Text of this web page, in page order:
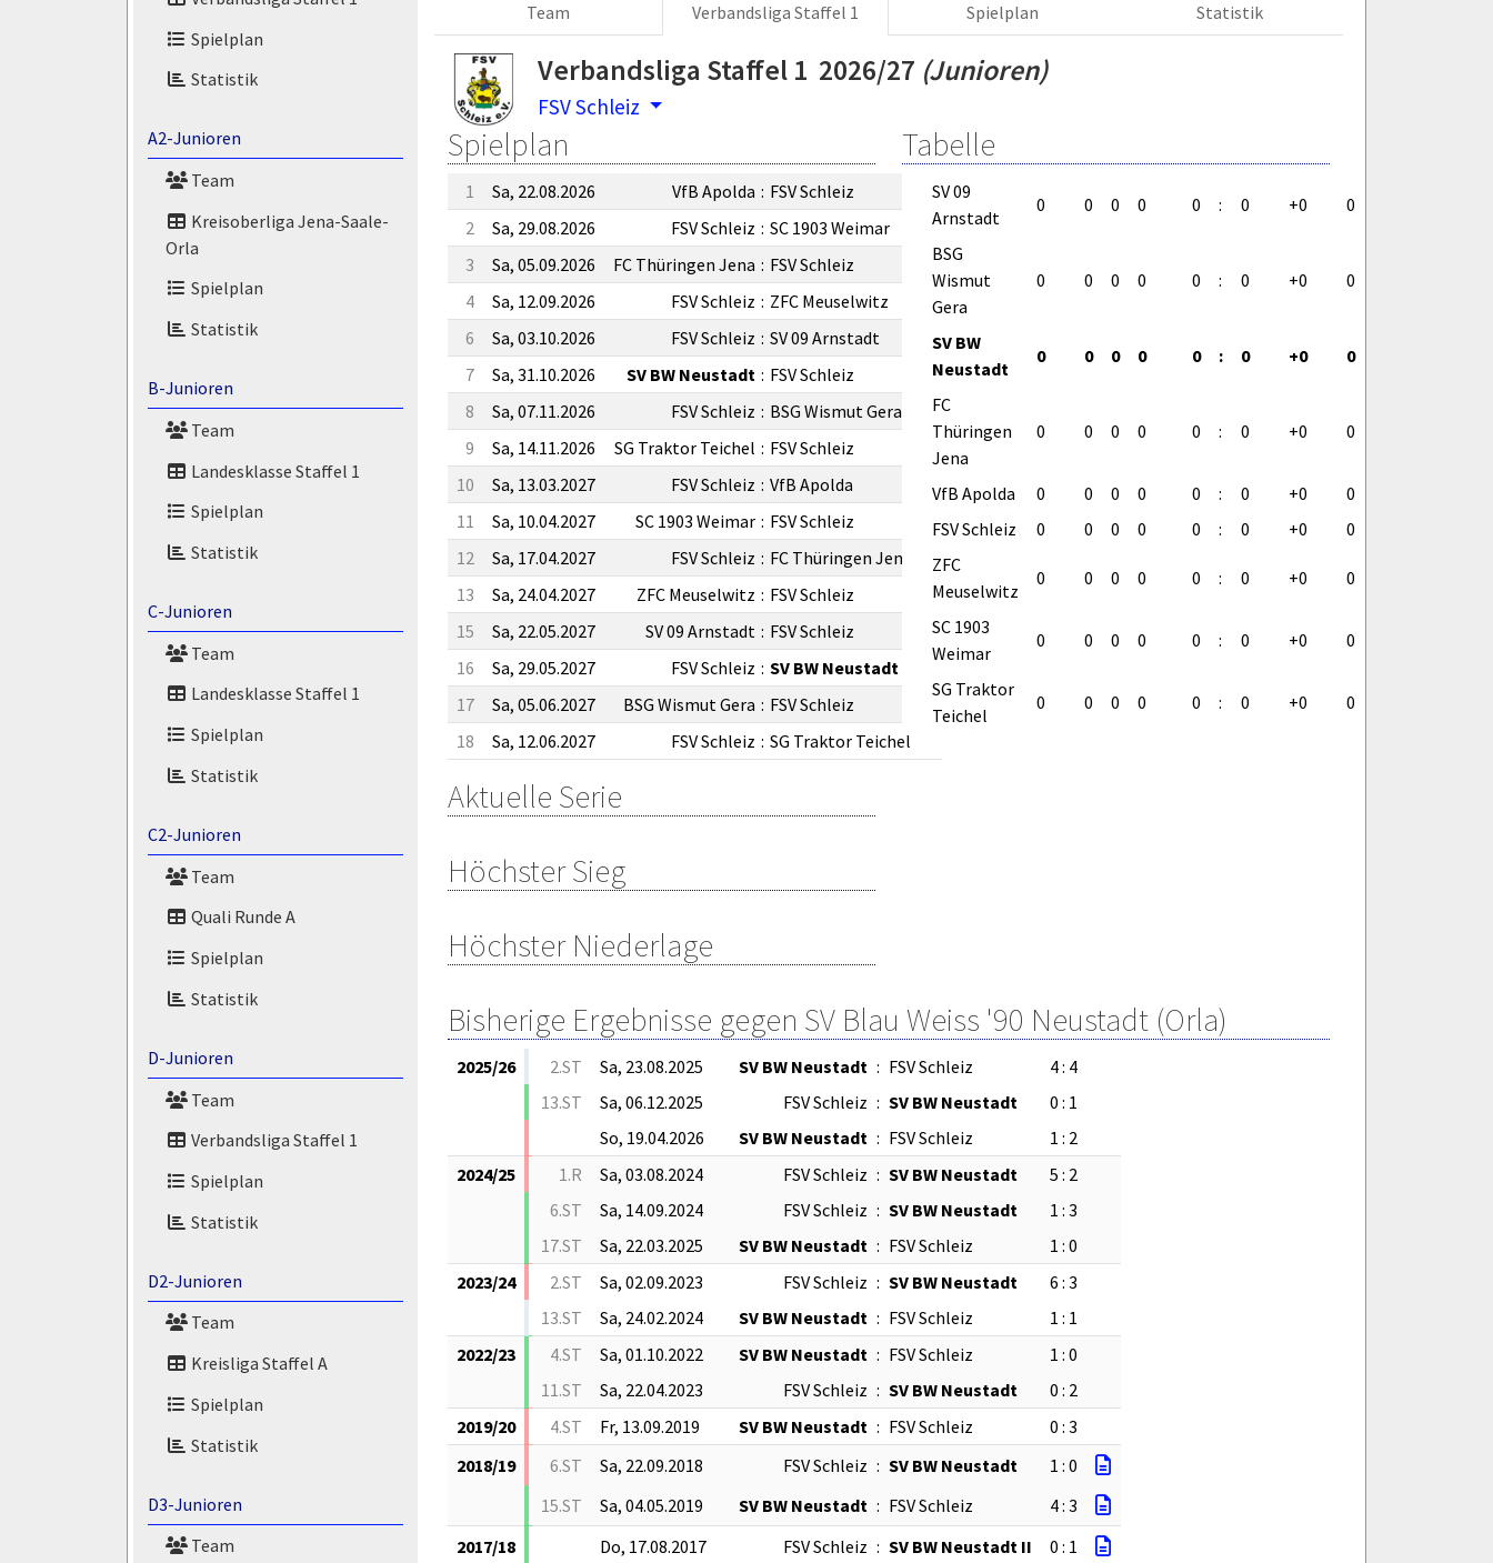
Spielplan
Statistik
A2-Junioren
Team
Kreisoberliga Jena-Saale-
Orla
Spielplan
Statistik
B-Junioren
Team
Landesklasse Staffel 1
Spielplan
Statistik
C-Junioren
Team
Landesklasse Staffel 1
Spielplan
Statistik
C2-Junioren
Team
Quali Runde A
Spielplan
Statistik
D-Junioren
Team
Verbandsliga Staffel 1
Spielplan
Statistik
D2-Junioren
Team
Kreisliga Staffel A
Spielplan
Statistik
D3-Junioren
Team
Team Verbandsliga Staffel 1 Spielplan Statistik
Verbandsliga Staffel 1 2026/27 (Junioren)
FSV Schleiz
Spielplan
1 Sa, 22.08.2026 VfB Apolda : FSV Schleiz
2
Sa, 29.08.2026 FSV Schleiz : SC 1903 Weimar
3
Sa, 05.09.2026 FC Thüringen Jena : FSV Schleiz
4
Sa, 12.09.2026 FSV Schleiz : ZFC Meuselwitz
6
Sa, 03.10.2026 FSV Schleiz : SV 09 Arnstadt
7
Sa, 31.10.2026 SV BW Neustadt : FSV Schleiz
8
Sa, 07.11.2026 FSV Schleiz : BSG Wismut Gera
9
Sa, 14.11.2026 SG Traktor Teichel : FSV Schleiz
10
Sa, 13.03.2027 FSV Schleiz : VfB Apolda
11
Sa, 10.04.2027 SC 1903 Weimar : FSV Schleiz
12
Sa, 17.04.2027 FSV Schleiz : FC Thüringen Jena
13
Sa, 24.04.2027 ZFC Meuselwitz : FSV Schleiz
15
Sa, 22.05.2027 SV 09 Arnstadt : FSV Schleiz
16
Sa, 29.05.2027 FSV Schleiz : SV BW Neustadt
17
Sa, 05.06.2027 BSG Wismut Gera : FSV Schleiz
18
Sa, 12.06.2027 FSV Schleiz : SG Traktor Teichel
Tabelle
SV 09
Arnstadt
0 0 0 0 0 : 0 +0 0
BSG
Wismut
Gera
0 0 0 0 0 : 0 +0 0
SV BW
Neustadt
0 0 0 0 0 : 0 +0 0
FC
Thüringen
Jena
0 0 0 0 0 : 0 +0 0
VfB Apolda 0 0 0 0 0 : 0 +0
0
FSV Schleiz
0 0 0 0 0 : 0 +0
0
ZFC
Meuselwitz
0 0 0 0 0 : 0 +0 0
SC 1903
Weimar
0 0 0 0 0 : 0 +0 0
SG Traktor
Teichel
0 0 0 0 0 : 0 +0 0
Aktuelle Serie
Höchster Sieg
Höchster Niederlage
Bisherige Ergebnisse gegen SV Blau Weiss '90 Neustadt (Orla)
2025/26 2.ST Sa, 23.08.2025 SV BW Neustadt : FSV Schleiz
4 : 4
13.ST
Sa, 06.12.2025 FSV Schleiz : SV BW Neustadt
0 : 1
So, 19.04.2026
SV BW Neustadt : FSV Schleiz
1 : 2
2024/25
1.R Sa, 03.08.2024 FSV Schleiz : SV BW Neustadt
5 : 2
6.ST
Sa, 14.09.2024 FSV Schleiz : SV BW Neustadt
1 : 3
17.ST
Sa, 22.03.2025 SV BW Neustadt : FSV Schleiz
1 : 0
2023/24
2.ST Sa, 02.09.2023 FSV Schleiz : SV BW Neustadt
6 : 3
13.ST
Sa, 24.02.2024 SV BW Neustadt : FSV Schleiz
1 : 1
2022/23
4.ST Sa, 01.10.2022 SV BW Neustadt : FSV Schleiz
1 : 0
11.ST
Sa, 22.04.2023 FSV Schleiz : SV BW Neustadt
0 : 2
2019/20
4.ST Fr, 13.09.2019 SV BW Neustadt : FSV Schleiz
0 : 3
2018/19
6.ST Sa, 22.09.2018 FSV Schleiz : SV BW Neustadt
1 : 0
15.ST
Sa, 04.05.2019 SV BW Neustadt : FSV Schleiz
4 : 3
2017/18
Do, 17.08.2017 FSV Schleiz : SV BW Neustadt II
0 : 1